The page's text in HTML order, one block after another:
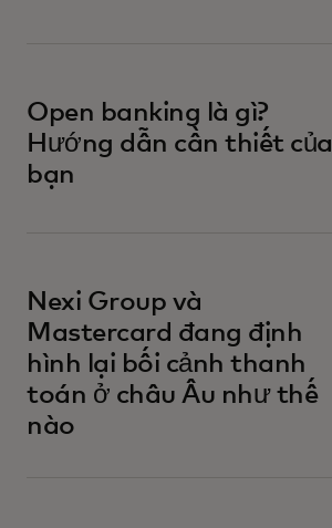
Open banking là gì?
Hướng dẫn cần thiết của
bạn
Nexi Group và
Mastercard đang định
hình lại bối cảnh thanh
toán ở châu Âu như thế
nào